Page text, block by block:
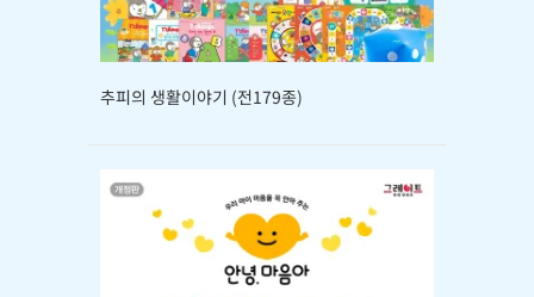
추피의 생활이야기 (전179종)